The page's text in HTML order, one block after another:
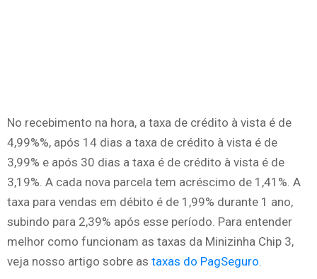
No recebimento na hora, a taxa de crédito à vista é de
4,99%%, após 14 dias a taxa de crédito à vista é de
3,99% e após 30 dias a taxa é de crédito à vista é de
3,19%. A cada nova parcela tem acréscimo de 1,41%. A
taxa para vendas em débito é de 1,99% durante 1 ano,
subindo para 2,39% após esse período. Para entender
melhor como funcionam as taxas da Minizinha Chip 3,
veja nosso artigo sobre as taxas do PagSeguro.